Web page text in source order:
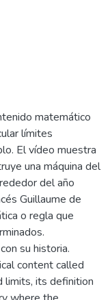
matemático
límites
El vídeo muestra
una máquina del
del año
Guillaume de
o regla que
su historia.
content called
limits, its definition